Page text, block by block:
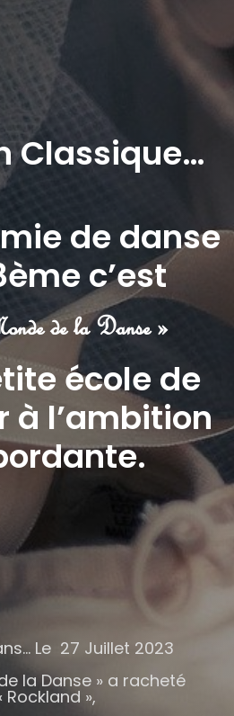
Classique…
de danse
c’est
de la Danse »
école de
à l’ambition
Le 27 Juillet 2023
la Danse » a racheté
Rockland »,